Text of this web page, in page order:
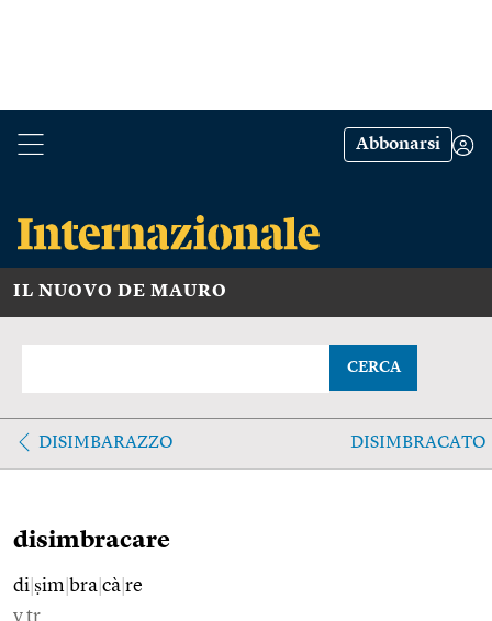
Abbonarsi
IL NUOVO DE MAURO
CERCA
DISIMBARAZZO DISIMBRACATO
disimbracare
di ṣim bra cà re
v.tr.